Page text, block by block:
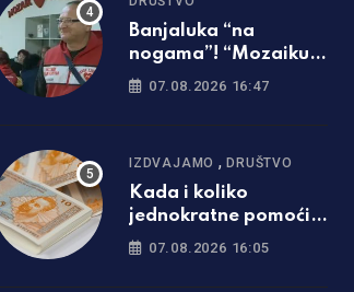
Banjaluka “na
nogama”! “Mozaiku
prijateljstva”
gradnju javne kuhinje
07.08.2026 16:47
IZDVAJAMO ,DRUŠTVO
Kada i koliko
jednokratne pomoći
će dobiti penzioneri u
07.08.2026 16:05